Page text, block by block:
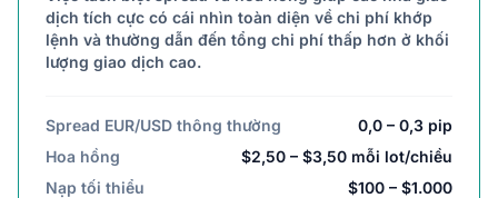
dịch tích cực có cái nhìn toàn diện về chi phí khớp
lệnh và thường dẫn đến tổng chi phí thấp hơn ở khối
lượng giao dịch cao.
Spread EUR/USD thông thường
0,0 – 0,3 pip
Hoa hồng
$2,50 – $3,50 mỗi lot/chiều
Nạp tối thiểu
$100 – $1.000